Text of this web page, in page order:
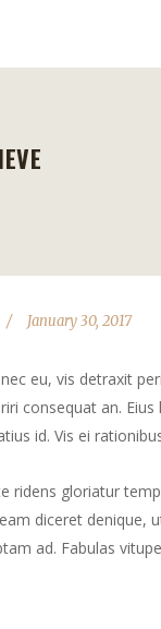
January 30, 2017
eu, vis detraxit
consequat an.
id. Vis ei
ridens gloriatur
diceret denique,
ad. Fabulas